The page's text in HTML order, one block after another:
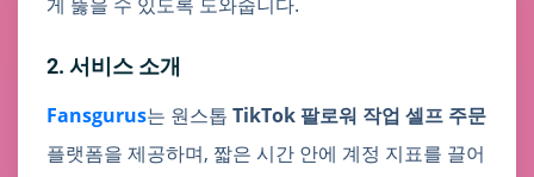
2. 서비스 소개
Fansgurus는 원스톱 TikTok 팔로워 작업 셀프 주문
플랫폼을 제공하며, 짧은 시간 안에 계정 지표를 끌어